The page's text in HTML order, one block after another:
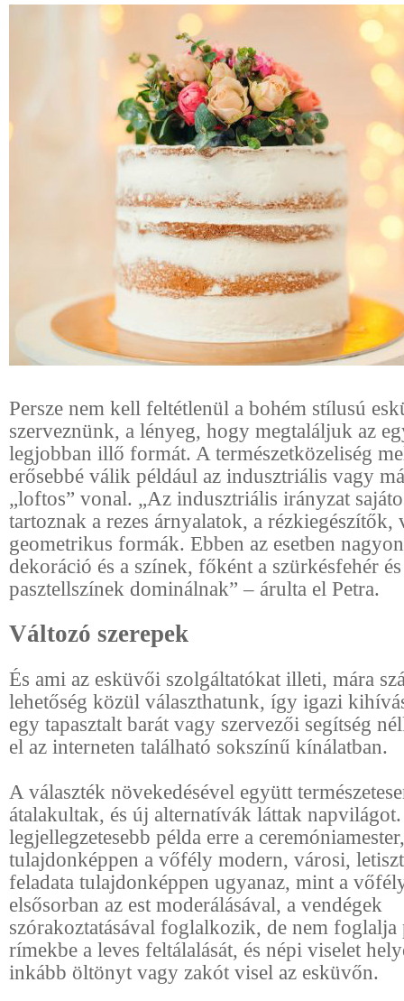
Persze nem kell feltétlenül a bohém stílusú
szerveznünk, a lényeg, hogy megtaláljuk az
legjobban illő formát. A természetközeliség
erősebbé válik például az indusztriális vagy
„loftos” vonal. „Az indusztriális irányzat
tartoznak a rezes árnyalatok, a rézkiegészítők,
geometrikus formák. Ebben az esetben
dekoráció és a színek, főként a szürkésfehér
pasztellszínek dominálnak” – árulta el Petra.
Változó szerepek
És ami az esküvői szolgáltatókat illeti, mára
lehetőség közül választhatunk, így igazi
egy tapasztalt barát vagy szervezői segítség
el az interneten található sokszínű kínálatban.
A választék növekedésével együtt
átalakultak, és új alternatívák láttak
legjellegzetesebb példa erre a
tulajdonképpen a vőfély modern, városi,
feladata tulajdonképpen ugyanaz, mint a
elsősorban az est moderálásával, a vendégek
szórakoztatásával foglalkozik, de nem foglalja
rímekbe a leves feltálalását, és népi viselet
inkább öltönyt vagy zakót visel az esküvőn.